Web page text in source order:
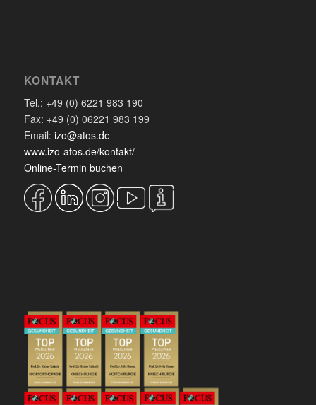
KONTAKT
Tel.: +49 (0) 6221 983 190
Fax: +49 (0) 06221 983 199
Email: izo@atos.de
www.izo-atos.de/kontakt/
Online-Termin buchen